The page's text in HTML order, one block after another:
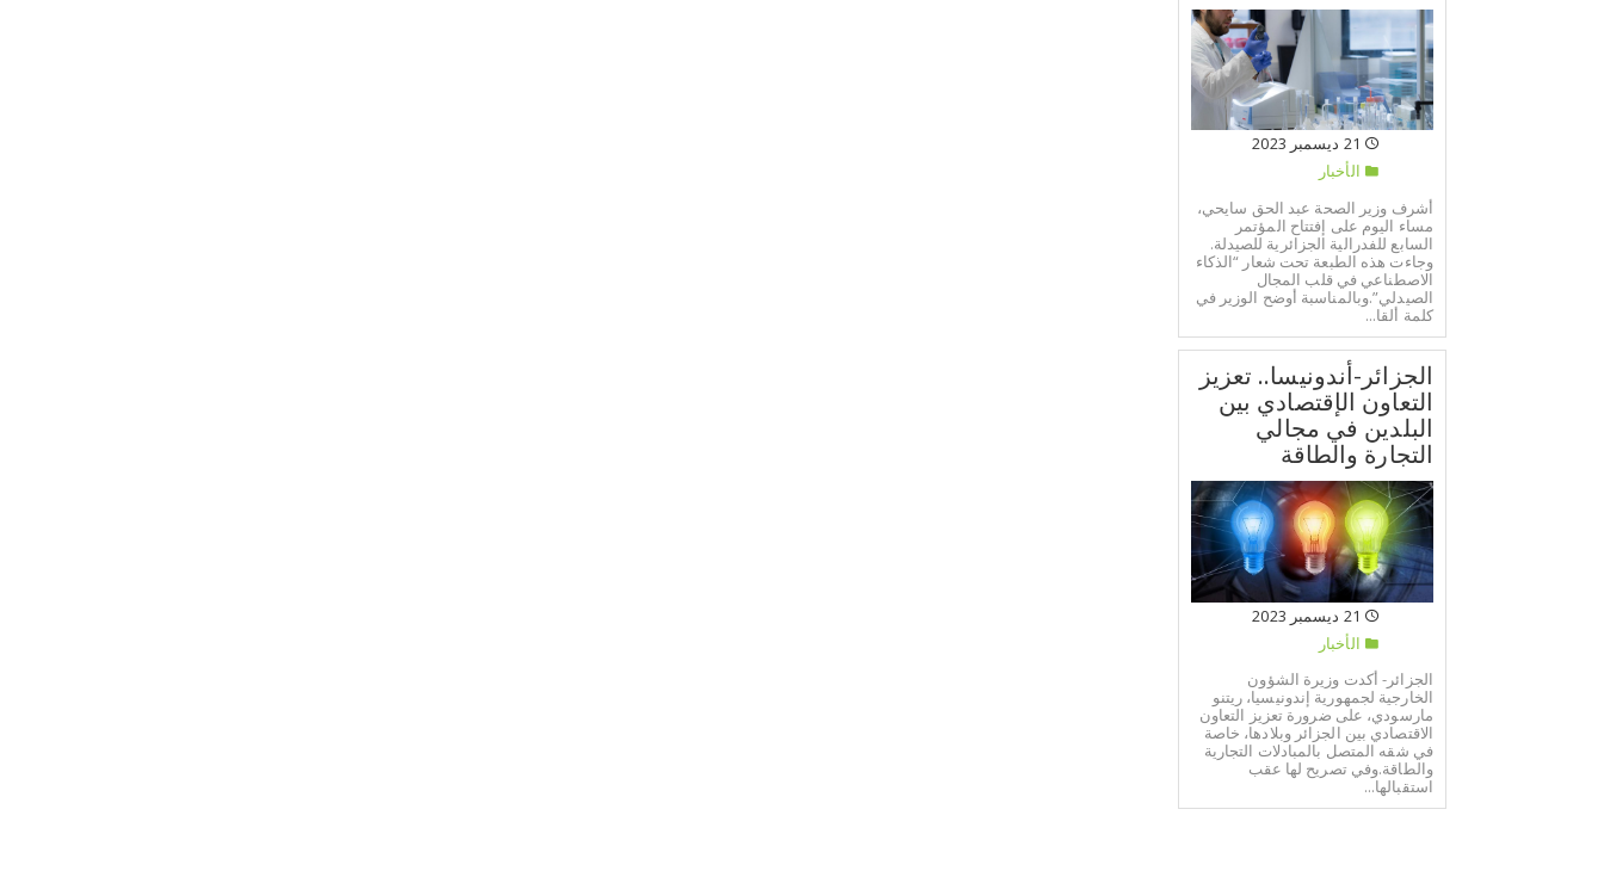
الأخبار
أشرف وزير الصحة عبد الحق سايحي،
مساء اليوم على إفتتاح المؤتمر
السابع للفدرالية الجزائرية للصيدلة.
وجاءت هذه الطبعة تحت شعار “الذكاء
الاصطناعي في قلب المجال
الصيدلي”.وبالمناسبة أوضح الوزير في
كلمة ألقا...
الجزائر-أندونيسا.. تعزيز
التعاون الإقتصادي بين
البلدين في مجالي
التجارة والطاقة
الأخبار
الجزائر- أكدت وزيرة الشؤون
الخارجية لجمهورية إندونيسيا، ريتنو
مارسودي، على ضرورة تعزيز التعاون
الاقتصادي بين الجزائر وبلادها، خاصة
في شقه المتصل بالمبادلات التجارية
والطاقة.وفي تصريح لها عقب
استقبالها...